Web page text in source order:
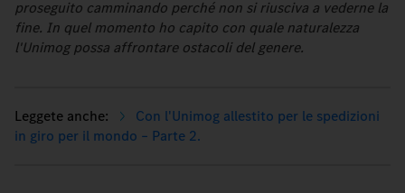
proseguito camminando perché non si riusciva a vederne la
fine. In quel momento ho capito con quale naturalezza
l'Unimog possa affrontare ostacoli del genere.
Con l'Unimog allestito per le spedizioni
in giro per il mondo – Parte 2.